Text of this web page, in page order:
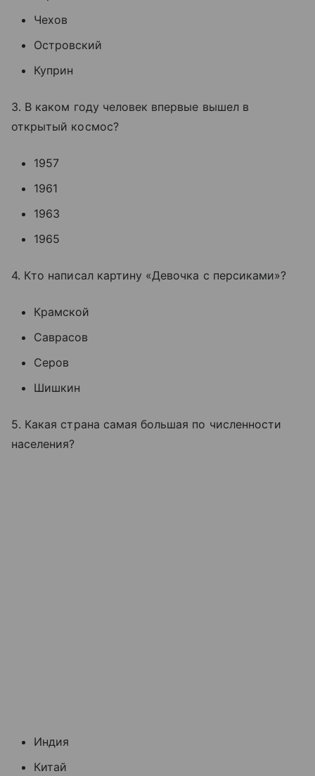
Чехов
Островский
Куприн
3. В каком году человек впервые вышел в
открытый космос?
1957
1961
1963
1965
4. Кто написал картину «Девочка с персиками»?
Крамской
Саврасов
Серов
Шишкин
5. Какая страна самая большая по численности
населения?
Индия
Китай